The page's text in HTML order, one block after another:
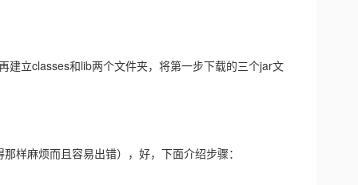
立classes和lib两个文件夹，将第一步下载的三个jar文
麻烦而且容易出错），好，下面介绍步骤：